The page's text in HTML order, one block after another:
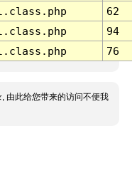
62
94
76
由此给您带来的访问不便我